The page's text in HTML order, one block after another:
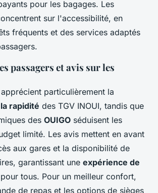
pour les bagages. Les
sur l'accessibilité, en
fréquents et des services adaptés
passagers et avis sur les
particulièrement la
rapidité des TGV INOUI, tandis que
des OUIGO séduisent les
limité. Les avis mettent en avant
aux gares et la disponibilité de
garantissant une expérience de
pour tous. Pour un meilleur confort,
de repas et les options de sièges